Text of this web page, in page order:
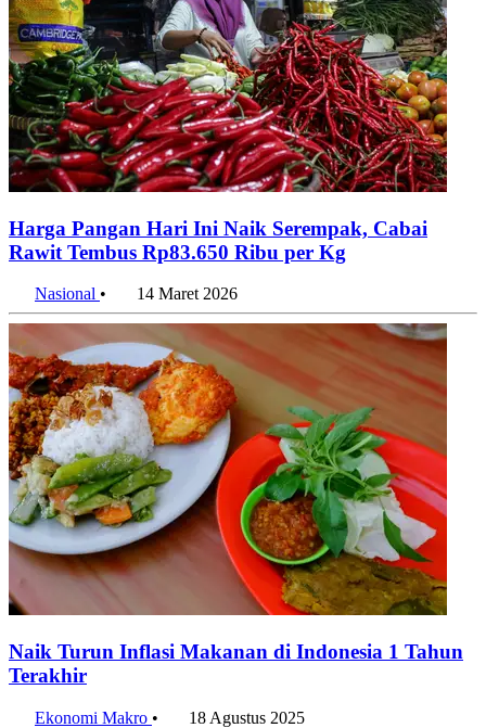
Harga Pangan Hari Ini Naik Serempak, Cabai
Rawit Tembus Rp83.650 Ribu per Kg
Nasional • 14 Maret 2026
Naik Turun Inflasi Makanan di Indonesia 1 Tahun
Terakhir
Ekonomi Makro • 18 Agustus 2025